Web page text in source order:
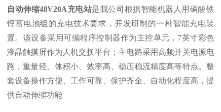
自动伸缩48V20A充电站是我公司根据智能机器人用磷酸铁
锂蓄电池组的充电技术要求，开发研制的一种智能充电装
置。该设备采用可编程序控制器作为主控单元，7英寸彩色
液晶触摸屏作为人机交换平台；主电路采用高频开关电源电
路，重量轻、体积小、效率高、稳压稳流精度高等特点。整
套设备操作方便、工作可靠、保护齐全、自动化程度高，提
供自动伸缩功能